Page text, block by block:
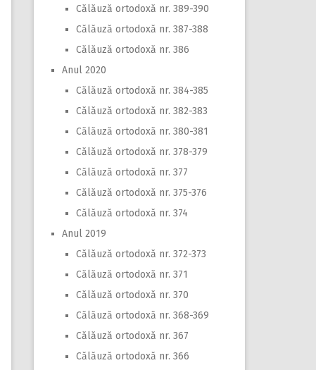
Călăuză ortodoxă nr. 389-390
Călăuză ortodoxă nr. 387-388
Călăuză ortodoxă nr. 386
Anul 2020
Călăuză ortodoxă nr. 384-385
Călăuză ortodoxă nr. 382-383
Călăuză ortodoxă nr. 380-381
Călăuză ortodoxă nr. 378-379
Călăuză ortodoxă nr. 377
Călăuză ortodoxă nr. 375-376
Călăuză ortodoxă nr. 374
Anul 2019
Călăuză ortodoxă nr. 372-373
Călăuză ortodoxă nr. 371
Călăuză ortodoxă nr. 370
Călăuză ortodoxă nr. 368-369
Călăuză ortodoxă nr. 367
Călăuză ortodoxă nr. 366